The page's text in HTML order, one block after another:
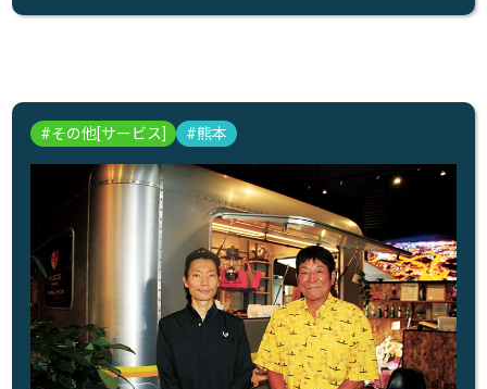
その他[サービス] 熊本